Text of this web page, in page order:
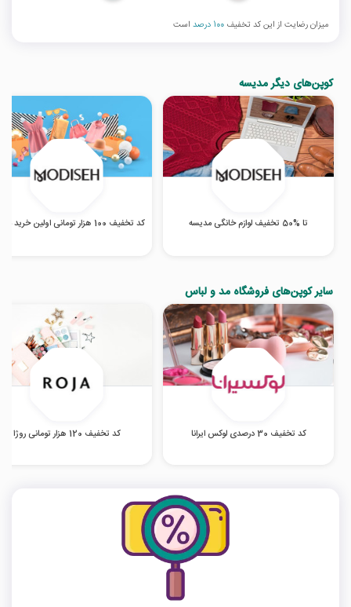
میزان رضایت از این کد تخفیف 100 درصد است
کوپن‌های دیگر مدیسه
تا %50 تخفیف لوازم خانگی مدیسه کد تخفیف 100 هزار تومانی اولین خرید مدیسه
سایر کوپن‌های فروشگاه مد و لباس
کد تخفیف 30 درصدی لوکس ایرانا کد تخفیف 120 هزار تومانی روژا